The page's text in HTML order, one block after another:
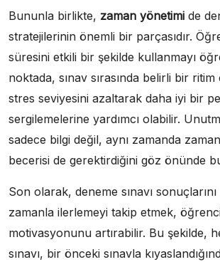
Bununla birlikte, zaman yönetimi de
stratejilerinin önemli bir parçasıdır.
süresini etkili bir şekilde kullanmayı
noktada, sınav sırasında belirli bir
stres seviyesini azaltarak daha iyi bir
sergilemelerine yardımcı olabilir.
sadece bilgi değil, aynı zamanda
becerisi de gerektirdiğini göz önünde
Son olarak, deneme sınavı
zamanla ilerlemeyi takip etmek,
motivasyonunu artırabilir. Bu şekilde,
sınavı, bir önceki sınavla